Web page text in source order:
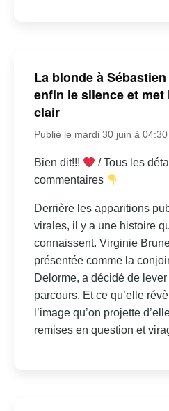
La blonde à
enfin le silence et met
clair
Publié le mardi 30 juin à 04:30
Bien dit!!!
/ Tous les
commentaires
Derrière les apparitions
virales, il y a une histoire
connaissent. Virginie
présentée comme la
Delorme, a décidé de
parcours. Et ce qu’elle
l’image qu’on projette
remises en question et